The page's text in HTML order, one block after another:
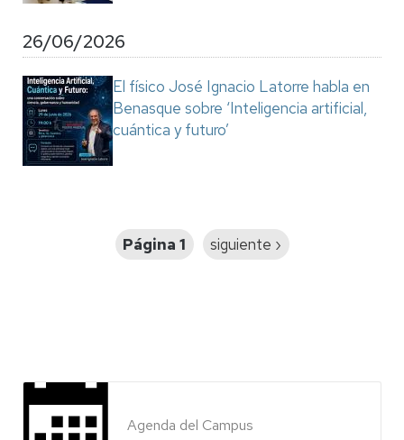
26/06/2026
El físico José Ignacio Latorre habla en
Benasque sobre ‘Inteligencia artificial,
cuántica y futuro’
Página 1
Siguiente
siguiente ›
Agenda del Campus